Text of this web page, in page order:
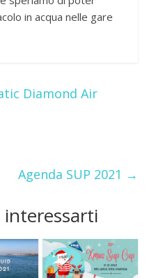
in acqua nelle gare
Diamond Air
Agenda SUP 2021 →